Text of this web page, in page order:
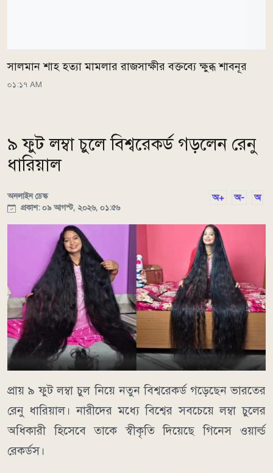
সালমান শাহ হত্যা মামলার রাজসাক্ষীর বক্তব্যে ক্ষুব্ধ শাবনূর
০১:১৭ AM
৯ ফুট লম্বা চুলে বিশ্বরেকর্ড গড়লেন রেনু
ধারিয়াল
অনলাইন ডেস্ক
প্রকাশ: ০৯ আগস্ট, ২০২৬, ০১:৫৬
অ+ অ- অ
প্রায় ৯ ফুট লম্বা চুল নিয়ে নতুন বিশ্বরেকর্ড গড়েছেন ভারতের
রেনু ধারিয়াল। নারীদের মধ্যে বিশ্বের সবচেয়ে লম্বা চুলের
অধিকারী হিসেবে তাকে স্বীকৃতি দিয়েছে গিনেস ওয়ার্ল্ড
রেকর্ডস।